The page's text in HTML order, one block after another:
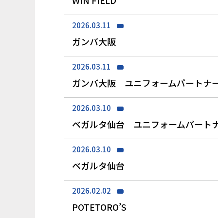
2026.03.11
ガンバ大阪
2026.03.11
ガンバ大阪 ユニフォームパートナ
2026.03.10
ベガルタ仙台 ユニフォームパート
2026.03.10
ベガルタ仙台
2026.02.02
POTETORO’S